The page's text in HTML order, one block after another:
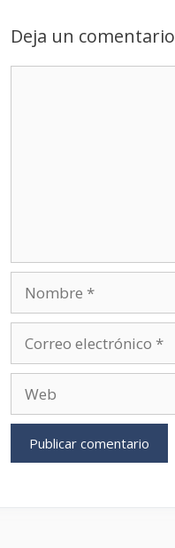
Deja un comentario
electrónico